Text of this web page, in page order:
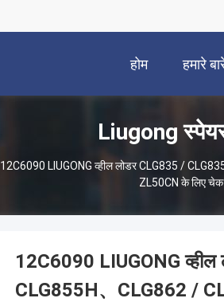
होम हमारे
Liugong स्पेयर
12C6090 LIUGONG व्हील लोडर CLG835 /
ZL50CN के लिए चेक
12C6090 LIUGONG
CLG855H、CLG862 /